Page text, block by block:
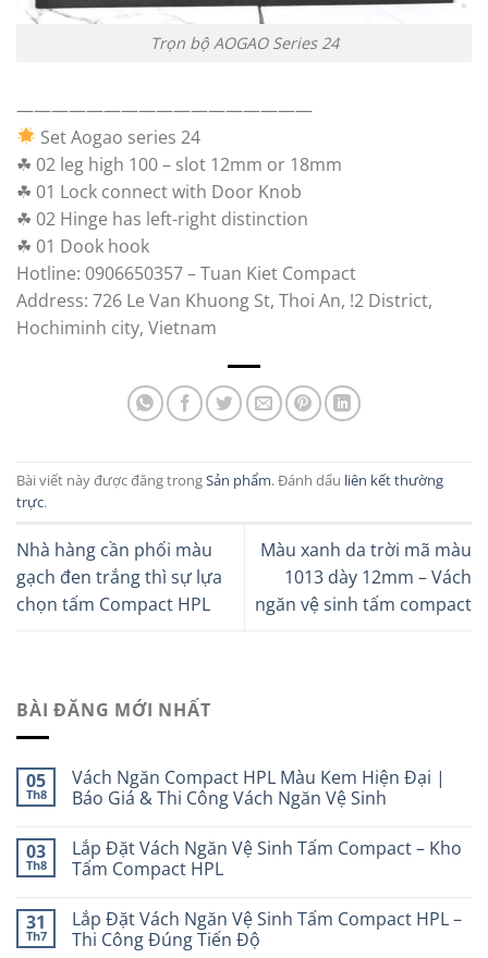
Trọn bộ AOGAO Series 24
—————————————————
Set Aogao series 24
☘ 02 leg high 100 – slot 12mm or 18mm
☘ 01 Lock connect with Door Knob
☘ 02 Hinge has left-right distinction
☘ 01 Dook hook
Hotline: 0906650357 – Tuan Kiet Compact
Address: 726 Le Van Khuong St, Thoi An, !2 District,
Hochiminh city, Vietnam
Bài viết này được đăng trongSản phẩm. Đánh dấu liên kết thường
trực.
Nhà hàng cần phối màu
gạch đen trắng thì sự lựa
chọn tấm Compact HPL
Màu xanh da trời mã màu
1013 dày 12mm – Vách
ngăn vệ sinh tấm compact
BÀI ĐĂNG MỚI NHẤT
05
Th8
Vách Ngăn Compact HPL Màu Kem Hiện Đại |
Báo Giá & Thi Công Vách Ngăn Vệ Sinh
03
Th8
Lắp Đặt Vách Ngăn Vệ Sinh Tấm Compact – Kho
Tấm Compact HPL
31
Th7
Lắp Đặt Vách Ngăn Vệ Sinh Tấm Compact HPL –
Thi Công Đúng Tiến Độ